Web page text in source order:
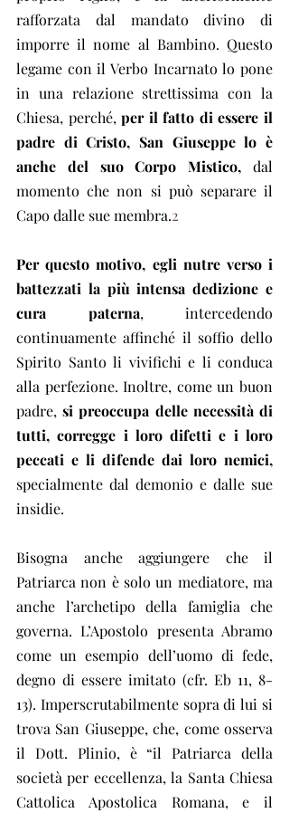
rafforzata dal mandato divino di
imporre il nome al Bambino. Questo
legame con il Verbo Incarnato lo pone
in una relazione strettissima con la
Chiesa, perché, per il fatto di essere il
padre di Cristo, San Giuseppe lo è
anche del suo Corpo Mistico, dal
momento che non si può separare il
Capo dalle sue membra.2
Per questo motivo, egli nutre verso i
battezzati la più intensa dedizione e
cura paterna, intercedendo
continuamente affinché il soffio dello
Spirito Santo li vivifichi e li conduca
alla perfezione. Inoltre, come un buon
padre, si preoccupa delle necessità di
tutti, corregge i loro difetti e i loro
peccati e li difende dai loro nemici,
specialmente dal demonio e dalle sue
insidie.
Bisogna anche aggiungere che il
Patriarca non è solo un mediatore, ma
anche l’archetipo della famiglia che
governa. L’Apostolo presenta Abramo
come un esempio dell’uomo di fede,
degno di essere imitato (cfr. Eb 11, 8-
13). Imperscrutabilmente sopra di lui si
trova San Giuseppe, che, come osserva
il Dott. Plinio, è “il Patriarca della
società per eccellenza, la Santa Chiesa
Cattolica Apostolica Romana, e il